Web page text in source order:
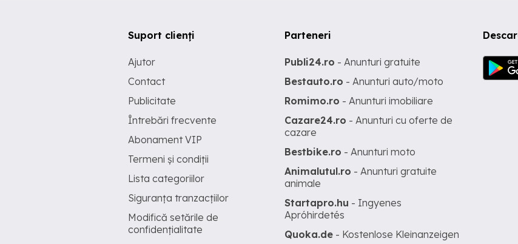
Suport clienți
Ajutor
Contact
Publicitate
Întrebări frecvente
Abonament VIP
Termeni și condiții
Lista categoriilor
Siguranța tranzacțiilor
Modifică setările de
confidențialitate
Parteneri
Publi24.ro - Anunturi gratuite
Bestauto.ro - Anunturi auto/moto
Romimo.ro - Anunturi imobiliare
Cazare24.ro - Anunturi cu oferte de
cazare
Bestbike.ro - Anunturi moto
Animalutul.ro - Anunturi gratuite
animale
Startapro.hu - Ingyenes
Apróhirdetés
Quoka.de - Kostenlose Kleinanzeigen